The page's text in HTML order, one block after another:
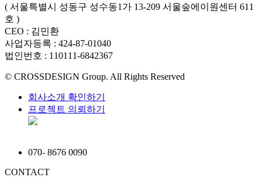
( 서울특별시 성동구 성수동1가 13-209 서울숲에이원센터 611
호 )
CEO : 김민환
사업자등록 : 424-87-01040
법인번호 : 110111-6842367
© CROSSDESIGN Group. All Rights Reserved
회사소개 확인하기
프로젝트 의뢰하기
070- 8676 0090
CONTACT